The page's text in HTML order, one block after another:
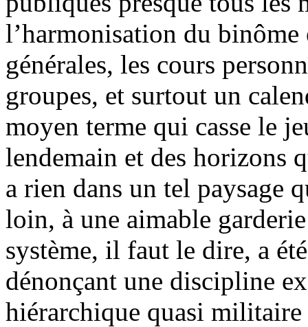
l’harmonisation du
générales, les cours
groupes, et surtout un
moyen terme qui casse le
lendemain et des horizons
a rien dans un tel paysage
loin, à une aimable
système, il faut le dire, a
dénonçant une discipline
hiérarchique quasi militaire